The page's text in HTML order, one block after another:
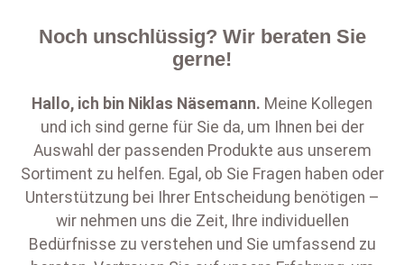
Noch unschlüssig? Wir beraten Sie
gerne!
Hallo, ich bin Niklas Näsemann. Meine Kollegen
und ich sind gerne für Sie da, um Ihnen bei der
Auswahl der passenden Produkte aus unserem
Sortiment zu helfen. Egal, ob Sie Fragen haben oder
Unterstützung bei Ihrer Entscheidung benötigen –
wir nehmen uns die Zeit, Ihre individuellen
Bedürfnisse zu verstehen und Sie umfassend zu